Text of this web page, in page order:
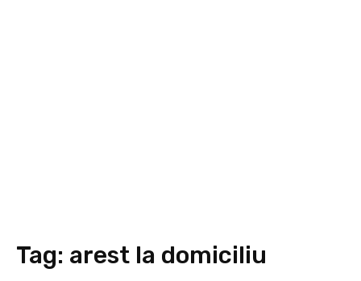
Tag: arest la domiciliu